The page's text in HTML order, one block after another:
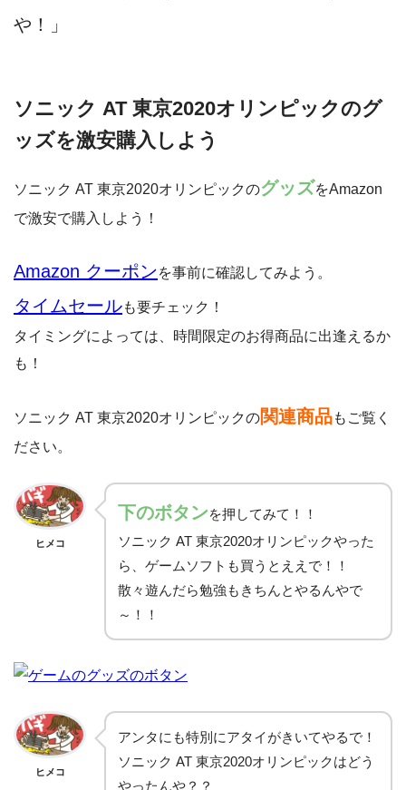
や！」
ソニック AT 東京2020オリンピックのグ
ッズを激安購入しよう
ソニック AT 東京2020オリンピックのグッズをAmazon
で激安で購入しよう！
Amazon クーポンを事前に確認してみよう。
タイムセールも要チェック！
タイミングによっては、時間限定のお得商品に出逢えるか
も！
ソニック AT 東京2020オリンピックの関連商品もご覧く
ださい。
ヒメコ
下のボタンを押してみて！！
ソニック AT 東京2020オリンピックやった
ら、ゲームソフトも買うとええで！！
散々遊んだら勉強もきちんとやるんやで
～！！
ヒメコ
アンタにも特別にアタイがきいてやるで！
ソニック AT 東京2020オリンピックはどう
やったんや？？